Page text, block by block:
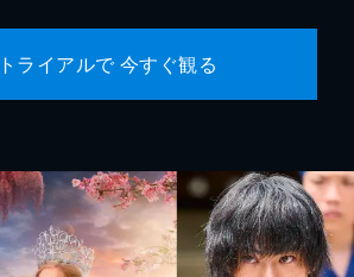
ライアルで 今すぐ観る